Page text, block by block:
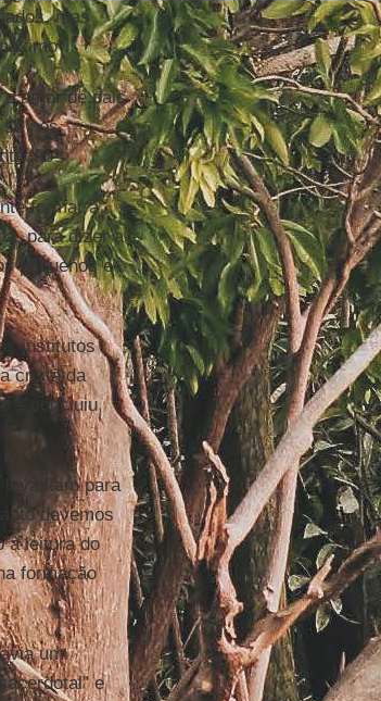
mas
amor de pais
nos
formar à
para dizer a
pequenos e
institutos
cristã da
– concluiu
para
devemos
a leitura do
formação
um
e